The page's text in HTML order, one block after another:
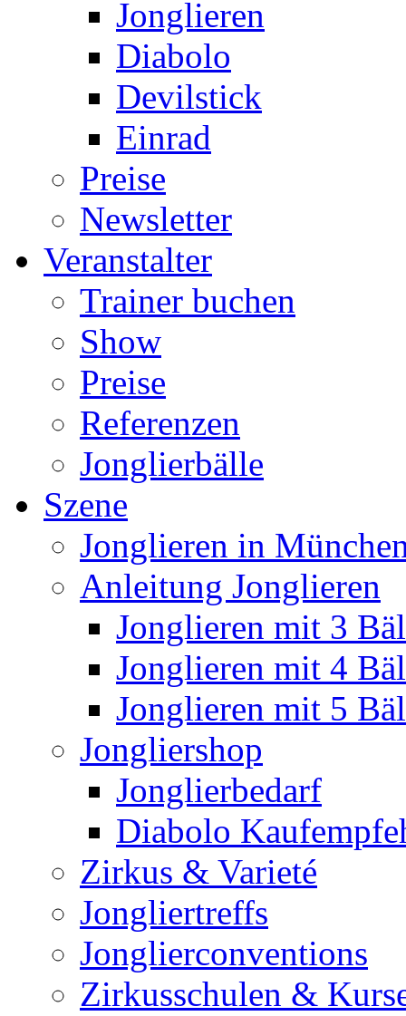
Jonglieren
Diabolo
Devilstick
Einrad
Preise
Newsletter
Veranstalter
Trainer buchen
Show
Preise
Referenzen
Jonglierbälle
Szene
Jonglieren in
Anleitung Jonglieren
Jonglieren mit 3
Jonglieren mit 4
Jonglieren mit 5
Jongliershop
Jonglierbedarf
Diabolo
Zirkus & Varieté
Jongliertreffs
Jonglierconventions
Zirkusschulen &